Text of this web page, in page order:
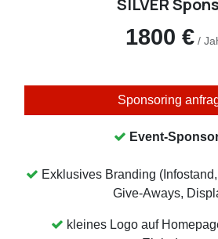
1800 € /
Sponsoring
Event-
Exklusives Branding
Give-Aways,
kleines Logo auf